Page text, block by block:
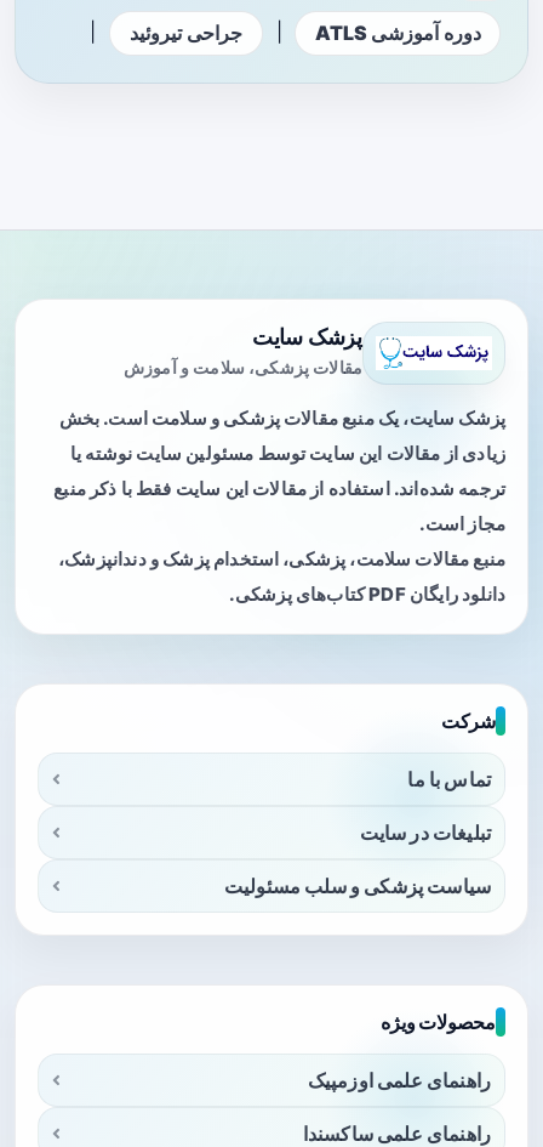
دوره آموزشی ATLS جراحی تیروئید
پزشک سایت
مقالات پزشکی، سلامت و آموزش
پزشک سایت، یک منبع مقالات پزشکی و سلامت است. بخش
زیادی از مقالات این سایت توسط مسئولین سایت نوشته یا
ترجمه شده‌اند. استفاده از مقالات این سایت فقط با ذکر منبع
مجاز است.
منبع مقالات سلامت، پزشکی، استخدام پزشک و دندانپزشک،
دانلود رایگان PDF کتاب‌های پزشکی.
شرکت
تماس با ما
تبلیغات در سایت
سیاست پزشکی و سلب مسئولیت
محصولات ویژه
راهنمای علمی اوزمپیک
راهنمای علمی ساکسندا